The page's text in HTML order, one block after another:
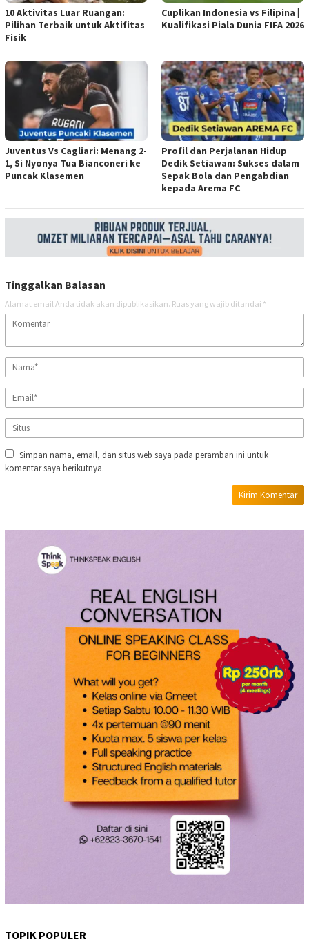
10 Aktivitas Luar Ruangan:
Pilihan Terbaik untuk Aktifitas
Fisik
Cuplikan Indonesia vs Filipina |
Kualifikasi Piala Dunia FIFA 2026
Juventus Vs Cagliari: Menang 2-
1, Si Nyonya Tua Bianconeri ke
Puncak Klasemen
Profil dan Perjalanan Hidup
Dedik Setiawan: Sukses dalam
Sepak Bola dan Pengabdian
kepada Arema FC
Tinggalkan Balasan
Alamat email Anda tidak akan dipublikasikan. Ruas yang wajib ditandai *
Simpan nama, email, dan situs web saya pada peramban ini untuk
komentar saya berikutnya.
TOPIK POPULER